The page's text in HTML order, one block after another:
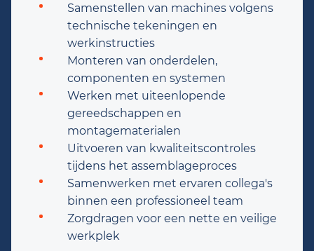
Samenstellen van machines volgens
technische tekeningen en
werkinstructies
Monteren van onderdelen,
componenten en systemen
Werken met uiteenlopende
gereedschappen en
montagematerialen
Uitvoeren van kwaliteitscontroles
tijdens het assemblageproces
Samenwerken met ervaren collega's
binnen een professioneel team
Zorgdragen voor een nette en veilige
werkplek